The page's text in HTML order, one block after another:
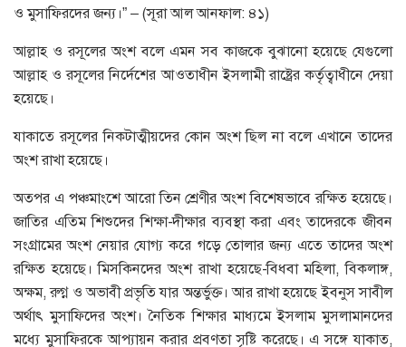
ও মুসাফিরদের জন্য।” – (সূরা আল আনফাল: ৪১)
আল্লাহ ও রসূলের অংশ বলে এমন সব কাজকে বুঝানো হয়েছে যেগুলো
আল্লাহ ও রসূলের নির্দেশের আওতাধীন ইসলামী রাষ্ট্রের কর্তৃত্বাধীনে দেয়া
হয়েছে।
যাকাতে রসূলের নিকটাত্মীয়দের কোন অংশ ছিল না বলে এখানে তাদের
অংশ রাখা হয়েছে।
অতপর এ পঞ্চমাংশে আরো তিন শ্রেণীর অংশ বিশেষভাবে রক্ষিত হয়েছে।
জাতির এতিম শিশুদের শিক্ষা-দীক্ষার ব্যবস্থা করা এবং তাদেরকে জীবন
সংগ্রামের অংশ নেয়ার যোগ্য করে গড়ে তোলার জন্য এতে তাদের অংশ
রক্ষিত হয়েছে। মিসকিনদের অংশ রাখা হয়েছে-বিধবা মহিলা, বিকলাঙ্গ,
অক্ষম, রুগ্ন ও অভাবী প্রভৃতি যার অন্তর্ভুক্ত। আর রাখা হয়েছে ইবনুস সাবীল
অর্থাৎ মুসাফিদের অংশ। নৈতিক শিক্ষার মাধ্যমে ইসলাম মুসলামানদের
মধ্যে মুসাফিরকে আপ্যায়ন করার প্রবণতা সৃষ্টি করেছে। এ সঙ্গে যাকাত,